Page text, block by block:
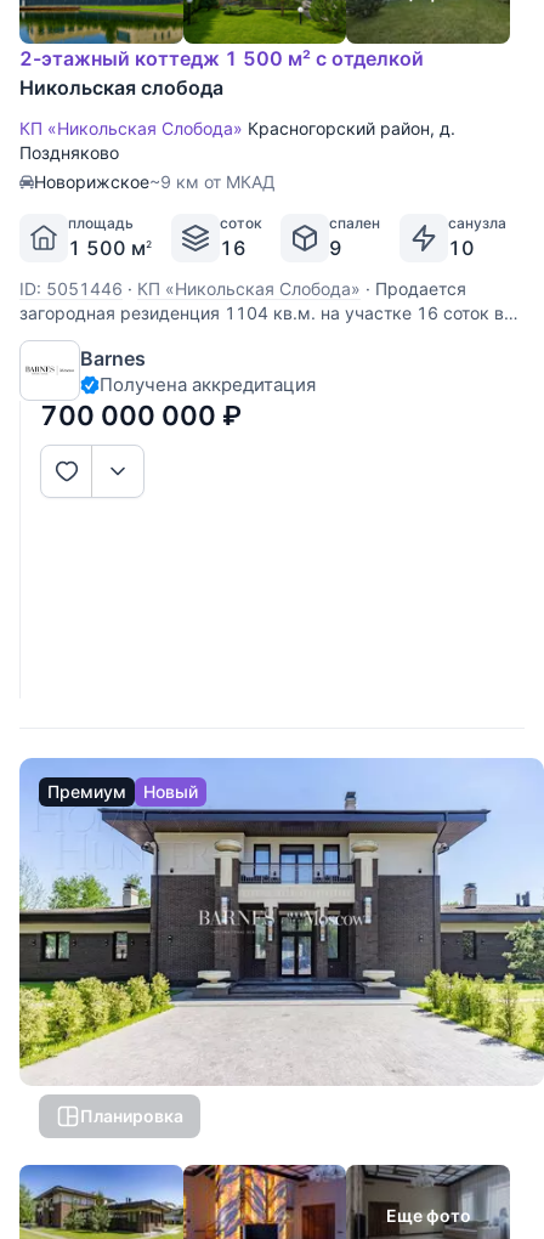
2-этажный коттедж 1 500 м² с отделкой
Никольская слобода
КП «Никольская Слобода» Красногорский район, д.
Поздняково
Новорижское~9 км от МКАД
площадь
1 500 м2
соток
16
спален
9
санузла
10
ID: 5051446 · КП «Никольская Слобода» · Продается
загородная резиденция 1104 кв.м. на участке 16 соток в
КП Никольская слобода. 9 км. от МКАД по Новорижскому
шоссе.Дом у озера, первая линия. В доме: лифт, 9 спален,
3 дровяных камина и 1 биокамин, эксплуатируемая
кровля, открытый бассейн.
Barnes
Получена аккредитация
700 000 000 ₽
Премиум Новый
Планировка
Еще фото